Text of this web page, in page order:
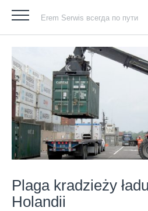
Erem Serwis всегда по пути
Plaga kradzieży
Holandii